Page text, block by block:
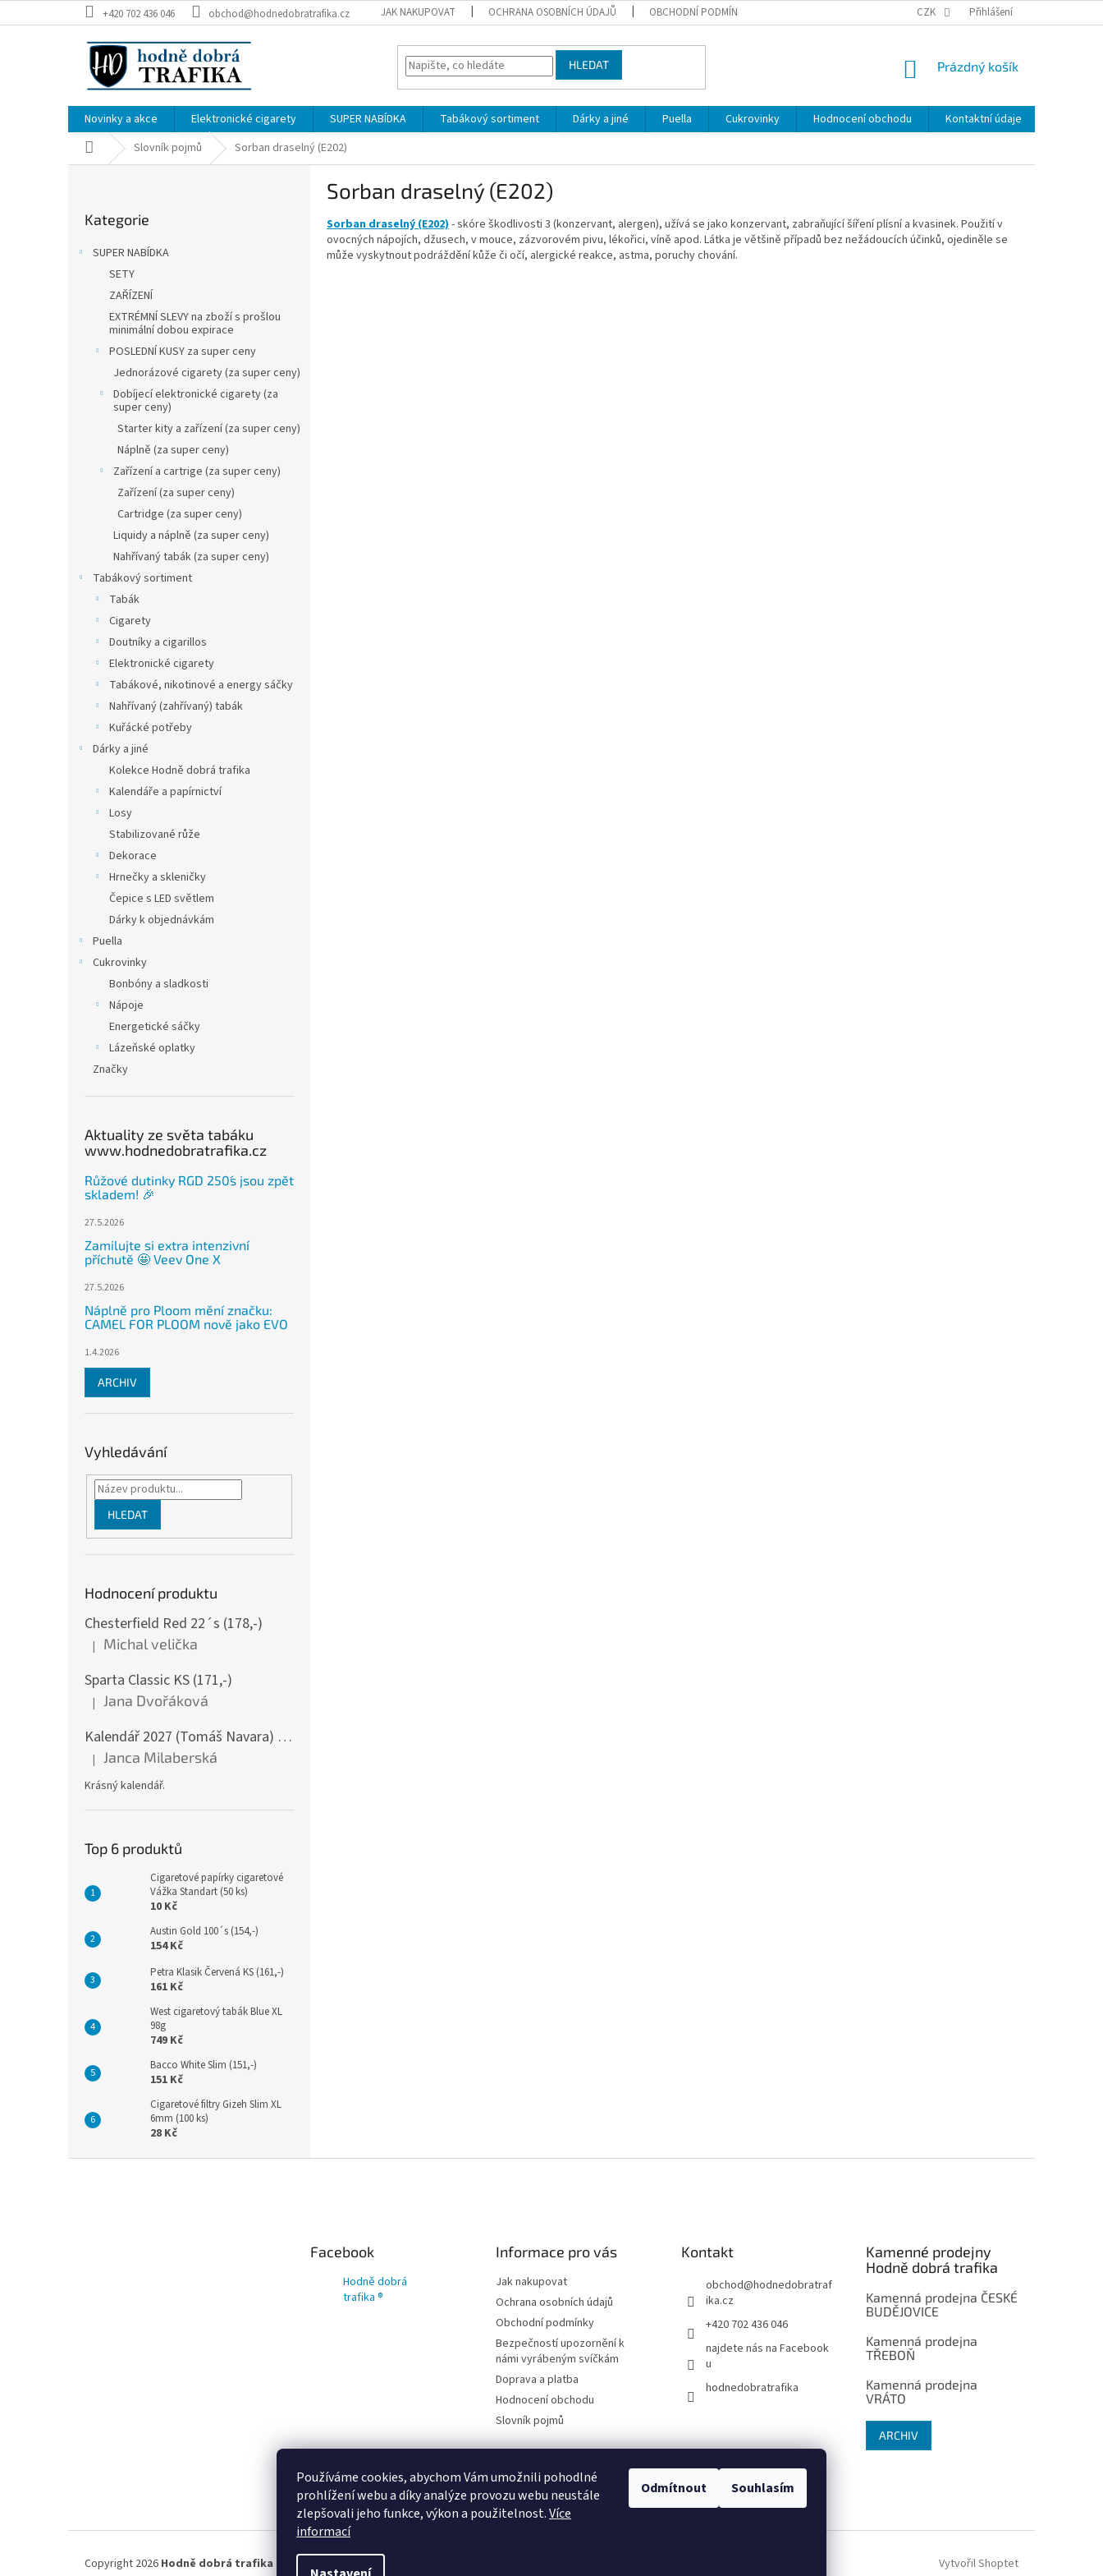
Používáme cookies, abychom Vám umožnili pohodlné
prohlížení webu a díky analýze provozu webu neustále
zlepšovali jeho funkce, výkon a použitelnost.Více
informací
Odmítnout Souhlasím
na
+420 702 436 046 obchod@hodnedobratrafika.cz JAK NAKUPOVAT OCHRANA OSOBNÍCH ÚDAJŮ OBCHODNÍ PODMÍNKY BEZPEČNOSTÍ UPOZORNĚNÍ K NÁMI VYRÁBENÝM SVÍČKÁM
CZK Přihlášení
HLEDAT
NÁKUPNÍ
Prázdný košík
Novinky a akce Elektronické cigarety SUPER NABÍDKA Tabákový sortiment Dárky a jiné Puella Cukrovinky Hodnocení obchodu Kontaktní údaje
Domů Slovník pojmů Sorban draselný (E202)
kategorie
Kategorie
SUPER NABÍDKA
SETY
ZAŘÍZENÍ
EXTRÉMNÍ SLEVY na zboží s prošlou
minimální dobou expirace
POSLEDNÍ KUSY za super ceny
Jednorázové cigarety (za super ceny)
Dobíjecí elektronické cigarety (za
super ceny)
Starter kity a zařízení (za super ceny)
Náplně (za super ceny)
Zařízení a cartrige (za super ceny)
Zařízení (za super ceny)
Cartridge (za super ceny)
Liquidy a náplně (za super ceny)
Nahřívaný tabák (za super ceny)
Tabákový sortiment
Tabák
Cigarety
Doutníky a cigarillos
Elektronické cigarety
Tabákové, nikotinové a energy sáčky
Nahřívaný (zahřívaný) tabák
Kuřácké potřeby
Dárky a jiné
Kolekce Hodně dobrá trafika
Kalendáře a papírnictví
Losy
Stabilizované růže
Dekorace
Hrnečky a skleničky
Čepice s LED světlem
Dárky k objednávkám
Puella
Cukrovinky
Bonbóny a sladkosti
Nápoje
Energetické sáčky
Lázeňské oplatky
Značky
Aktuality ze světa tabáku
www.hodnedobratrafika.cz
Růžové dutinky RGD 250´s jsou zpět
skladem! 🎉
27.5.2026
Zamilujte si extra intenzivní
příchutě 🤩 Veev One X
27.5.2026
Náplně pro Ploom mění značku:
CAMEL FOR PLOOM nově jako EVO
1.4.2026
ARCHIV
Vyhledávání
HLEDAT
Hodnocení produktu
Chesterfield Red 22´s (178,-)
Hodnocení produktu je 5 z 5 hvězdiček.
| Michal velička
Sparta Classic KS (171,-)
Hodnocení produktu je 5 z 5 hvězdiček.
| Jana Dvořáková
Kalendář 2027 (Tomáš Navara) - Šumava v srdci mém - nástěnný
Hodnocení produktu je 5 z 5 hvězdiček.
| Janca Milaberská
Krásný kalendář.
Top 6 produktů
Cigaretové papírky cigaretové
Vážka Standart (50 ks)
10 Kč
Austin Gold 100´s (154,-)
154 Kč
Petra Klasik Červená KS (161,-)
161 Kč
West cigaretový tabák Blue XL
98g
749 Kč
Bacco White Slim (151,-)
151 Kč
Cigaretové filtry Gizeh Slim XL
6mm (100 ks)
28 Kč
Sorban draselný (E202)
Sorban draselný (E202) - skóre škodlivosti 3 (konzervant, alergen), užívá se jako konzervant, zabraňující šíření plísní a kvasinek. Použití v
ovocných nápojích, džusech, v mouce, zázvorovém pivu, lékořici, víně apod. Látka je většině případů bez nežádoucích účinků, ojediněle se
může vyskytnout podráždění kůže či očí, alergické reakce, astma, poruchy chování.
Facebook
Hodně dobrá
trafika ®
Informace pro vás
Jak nakupovat
Ochrana osobních údajů
Obchodní podmínky
Bezpečností upozornění k
námi vyrábeným svíčkám
Doprava a platba
Hodnocení obchodu
Slovník pojmů
Kontakt
obchod@hodnedobratraf
ika.cz
+420 702 436 046
najdete nás na Facebook
u
hodnedobratrafika
Kamenné prodejny
Hodně dobrá trafika
Kamenná prodejna ČESKÉ
BUDĚJOVICE
Kamenná prodejna
TŘEBOŇ
Kamenná prodejna
VRÁTO
ARCHIV
Vytvořil Shoptet
Copyright 2026 Hodně dobrá trafika ® . Všechna práva vyhrazena.